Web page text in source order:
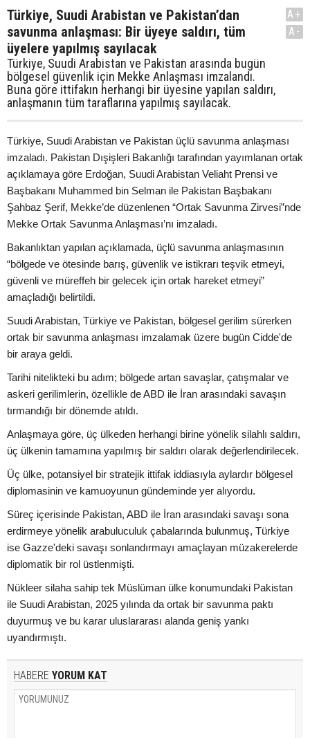
Türkiye, Suudi Arabistan ve Pakistan’dan
savunma anlaşması: Bir üyeye saldırı, tüm
üyelere yapılmış sayılacak
Türkiye, Suudi Arabistan ve Pakistan arasında bugün
bölgesel güvenlik için Mekke Anlaşması imzalandı.
Buna göre ittifakın herhangi bir üyesine yapılan saldırı,
anlaşmanın tüm taraflarına yapılmış sayılacak.
A+
A-
Türkiye, Suudi Arabistan ve Pakistan üçlü savunma anlaşması
imzaladı. Pakistan Dışişleri Bakanlığı tarafından yayımlanan ortak
açıklamaya göre Erdoğan, Suudi Arabistan Veliaht Prensi ve
Başbakanı Muhammed bin Selman ile Pakistan Başbakanı
Şahbaz Şerif, Mekke’de düzenlenen “Ortak Savunma Zirvesi”nde
Mekke Ortak Savunma Anlaşması’nı imzaladı.
Bakanlıktan yapılan açıklamada, üçlü savunma anlaşmasının
“bölgede ve ötesinde barış, güvenlik ve istikrarı teşvik etmeyi,
güvenli ve müreffeh bir gelecek için ortak hareket etmeyi”
amaçladığı belirtildi.
Suudi Arabistan, Türkiye ve Pakistan, bölgesel gerilim sürerken
ortak bir savunma anlaşması imzalamak üzere bugün Cidde'de
bir araya geldi.
Tarihi nitelikteki bu adım; bölgede artan savaşlar, çatışmalar ve
askeri gerilimlerin, özellikle de ABD ile İran arasındaki savaşın
tırmandığı bir dönemde atıldı.
Anlaşmaya göre, üç ülkeden herhangi birine yönelik silahlı saldırı,
üç ülkenin tamamına yapılmış bir saldırı olarak değerlendirilecek.
Üç ülke, potansiyel bir stratejik ittifak iddiasıyla aylardır bölgesel
diplomasinin ve kamuoyunun gündeminde yer alıyordu.
Süreç içerisinde Pakistan, ABD ile İran arasındaki savaşı sona
erdirmeye yönelik arabuluculuk çabalarında bulunmuş, Türkiye
ise Gazze'deki savaşı sonlandırmayı amaçlayan müzakerelerde
diplomatik bir rol üstlenmişti.
Nükleer silaha sahip tek Müslüman ülke konumundaki Pakistan
ile Suudi Arabistan, 2025 yılında da ortak bir savunma paktı
duyurmuş ve bu karar uluslararası alanda geniş yankı
uyandırmıştı.
HABERE YORUM KAT